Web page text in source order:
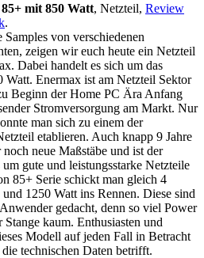
mit 850 Watt, Netzteil, Review
.
von verschiedenen
zeigen wir euch heute ein Netzteil
Dabei handelt es sich um das
Enermax ist am Netzteil Sektor
Beginn der Home PC Ära Anfang
Stromversorgung am Markt. Nur
man sich zu einem der
etablieren. Auch knapp 9 Jahre
noch neue Maßstäbe und ist der
gute und leistungsstarke Netzteile
85+ Serie schickt man gleich 4
1250 Watt ins Rennen. Diese sind
gedacht, denn so viel Power
kaum. Enthusiasten und
Modell auf jeden Fall in Betracht
technischen Daten betrifft.